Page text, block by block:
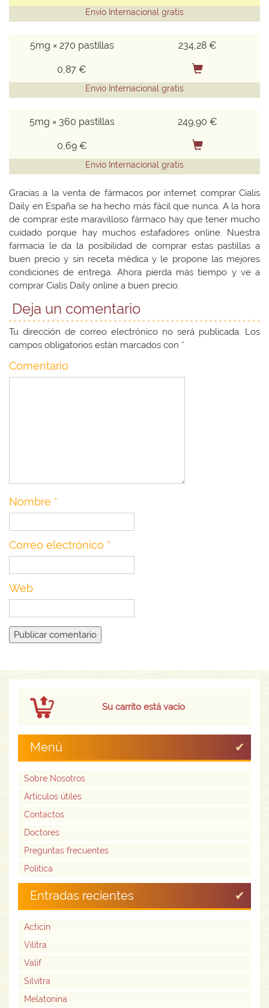
Envío Internacional gratis
5mg × 270 pastillas 234,28 €
0,87 €
Envío Internacional gratis
5mg × 360 pastillas 249,90 €
0,69 €
Envío Internacional gratis
Gracias a la venta de fármacos por internet comprar Cialis
Daily en España se ha hecho más fácil que nunca. A la hora
de comprar este maravilloso fármaco hay que tener mucho
cuidado porque hay muchos estafadores online. Nuestra
farmacia le da la posibilidad de comprar estas pastillas a
buen precio y sin receta médica y le propone las mejores
condiciones de entrega. Ahora pierda más tiempo y ve a
comprar Cialis Daily online a buen precio.
Deja un comentario
Tu dirección de correo electrónico no será publicada. Los
campos obligatorios están marcados con *
Comentario
Nombre *
Correo electrónico *
Web
Su carrito está vacío
Menú
Sobre Nosotros
Artículos útiles
Contactos
Doctores
Preguntas frecuentes
Política
Entradas recientes
Acticin
Vilitra
Valif
Silvitra
Melatonina